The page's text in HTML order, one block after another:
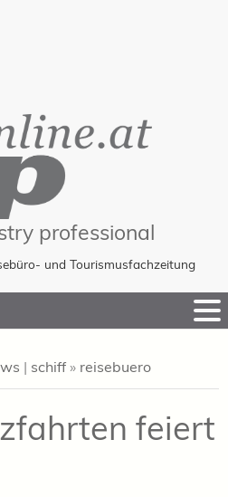
professional
und Tourismusfachzeitung
| schiff » reisebuero
feiert